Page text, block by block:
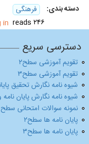
دسته بندی:
فرهنگی
in
۲۴۶ reads
دسترسی سریع
تقویم آموزشی سطح۲
تقویم آموزشی سطح۳
شیوه نامه نگارش تحقیق
شیوه نامه نگارش پایان نامه
نمونه سوالات امتحانی سطح ۲
پایان نامه ها سطح۲
پایان نامه ها سطح۳